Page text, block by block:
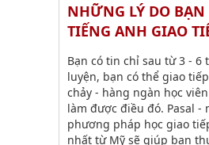
NHỮNG LÝ DO BẠN
TIẾNG ANH GIAO
CHỨC GIÁO DỤC
Bạn có tin chỉ sau từ 3 - 6
luyện, bạn có thể giao
chảy - hàng ngàn học
làm được điều đó. Pasal -
phương pháp học giao
nhất từ Mỹ sẽ giúp bạn